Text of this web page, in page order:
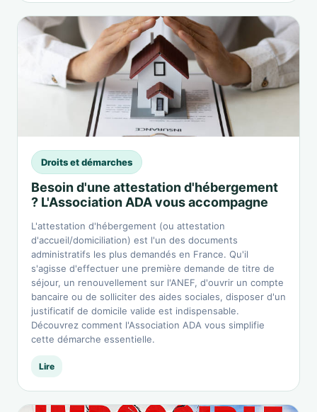
Droits et démarches
Besoin d'une attestation d'hébergement
? L'Association ADA vous accompagne
L'attestation d'hébergement (ou attestation
d'accueil/domiciliation) est l'un des documents
administratifs les plus demandés en France. Qu'il
s'agisse d'effectuer une première demande de titre de
séjour, un renouvellement sur l'ANEF, d'ouvrir un compte
bancaire ou de solliciter des aides sociales, disposer d'un
justificatif de domicile valide est indispensable.
Découvrez comment l'Association ADA vous simplifie
cette démarche essentielle.
Lire